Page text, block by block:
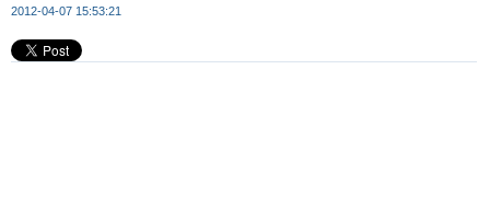
2012-04-07 15:53:21